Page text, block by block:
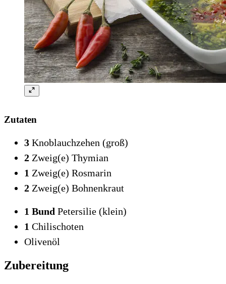
Zutaten
3 Knoblauchzehen (groß)
2 Zweig(e) Thymian
1 Zweig(e) Rosmarin
2 Zweig(e) Bohnenkraut
1 Bund Petersilie (klein)
1 Chilischoten
Olivenöl
Zubereitung